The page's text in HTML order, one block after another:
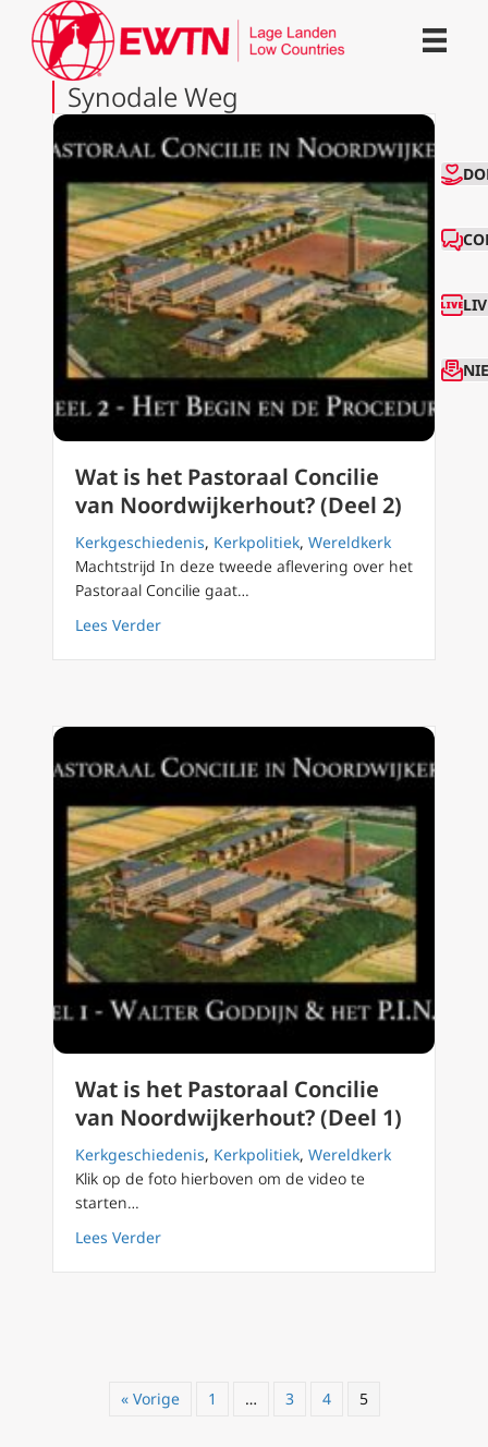
Synodale Weg
Wat is het Pastoraal Concilie
van Noordwijkerhout? (Deel 2)
Kerkgeschiedenis, Kerkpolitiek, Wereldkerk
Machtstrijd In deze tweede aflevering over het
Pastoraal Concilie gaat…
Lees Verderabout Wat is het Pastoraal Concilie van
Wat is het Pastoraal Concilie
van Noordwijkerhout? (Deel 1)
Kerkgeschiedenis, Kerkpolitiek, Wereldkerk
Klik op de foto hierboven om de video te
starten…
Lees Verderabout Wat is het Pastoraal Concilie van
« Vorige 1 … 3 4 5